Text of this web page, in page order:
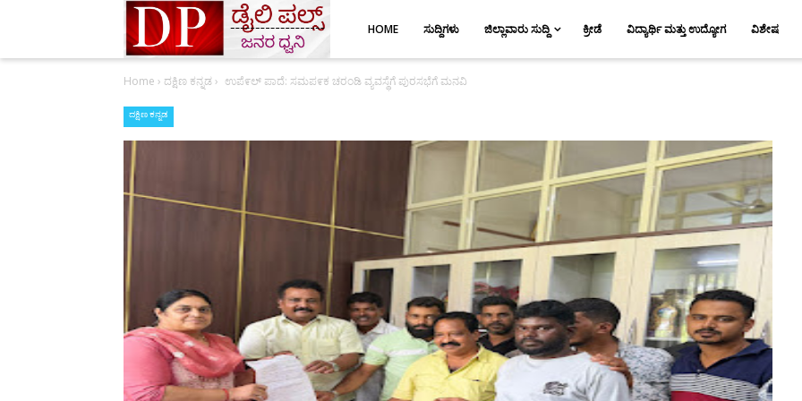
HOME ಸುದ್ದಿಗಳು ಜಿಲ್ಲಾವಾರು ಸುದ್ದಿ ಕ್ರೀಡೆ ವಿದ್ಯಾರ್ಥಿ ಮತ್ತು ಉದ್ಯೋಗ ವಿಶೇಷ
Home › ದಕ್ಷಿಣ ಕನ್ನಡ› ಉಪೆ೯ಲ್ ಪಾದೆ: ಸಮಪ೯ಕ ಚರಂಡಿ ವ್ಯವಸ್ಥೆಗೆ ಪುರಸಭೆಗೆ ಮನವಿ
ದಕ್ಷಿಣ ಕನ್ನಡ